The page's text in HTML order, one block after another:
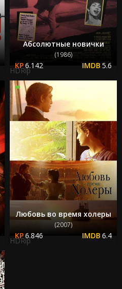
Абсолютные новички
(1986)
6.142 5.6
HDRip
Любовь во время холеры
(2007)
6.846 6.4
HDRip